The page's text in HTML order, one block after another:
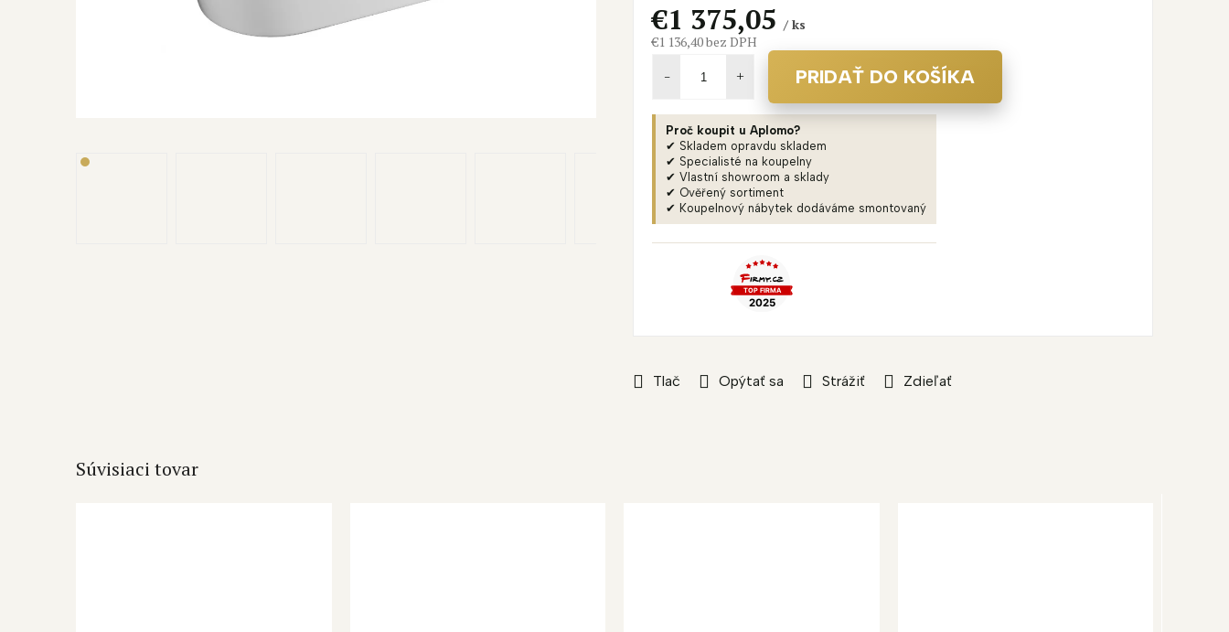
Tlač Opýtať sa Strážiť Zdieľať
€1 375,05 / ks
€1 136,40bez DPH
PRIDAŤ DO KOŠÍKA
Proč koupit u Aplomo?
✔ Skladem opravdu skladem
✔ Specialisté na koupelny
✔ Vlastní showroom a sklady
✔ Ověřený sortiment
✔ Koupelnový nábytek dodáváme smontovaný
Súvisiaci tovar